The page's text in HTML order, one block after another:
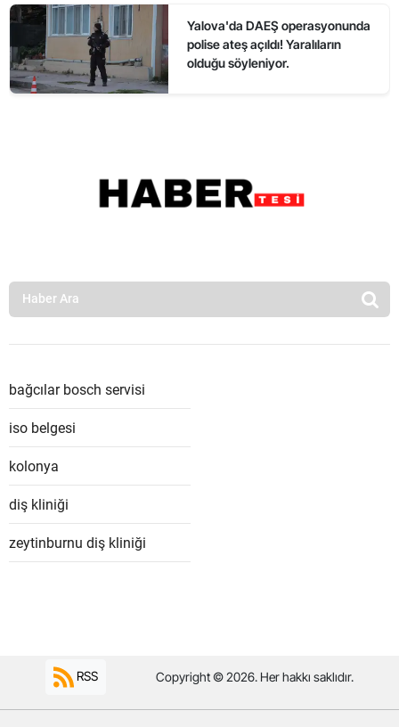
Yalova'da DAEŞ operasyonunda
polise ateş açıldı! Yaralıların
olduğu söyleniyor.
bağcılar bosch servisi
iso belgesi
kolonya
diş kliniği
zeytinburnu diş kliniği
RSS Copyright © 2026. Her hakkı saklıdır.